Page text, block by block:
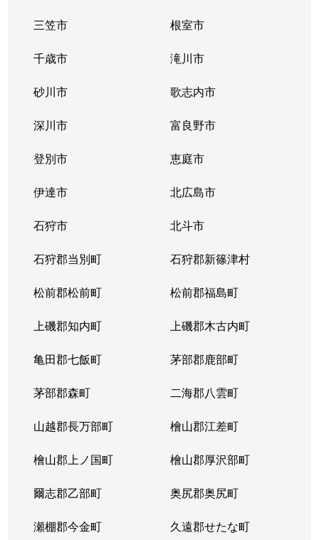
三笠市 根室市
千歳市 滝川市
砂川市 歌志内市
深川市 富良野市
登別市 恵庭市
伊達市 北広島市
石狩市 北斗市
石狩郡当別町 石狩郡新篠津村
松前郡松前町 松前郡福島町
上磯郡知内町 上磯郡木古内町
亀田郡七飯町 茅部郡鹿部町
茅部郡森町 二海郡八雲町
山越郡長万部町 檜山郡江差町
檜山郡上ノ国町 檜山郡厚沢部町
爾志郡乙部町 奥尻郡奥尻町
瀬棚郡今金町 久遠郡せたな町